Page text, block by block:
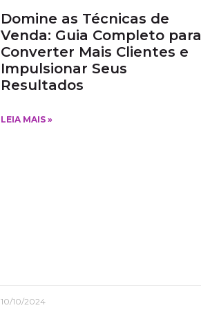
Domine as Técnicas de
Venda: Guia Completo para
Converter Mais Clientes e
Impulsionar Seus
Resultados
LEIA MAIS »
10/10/2024